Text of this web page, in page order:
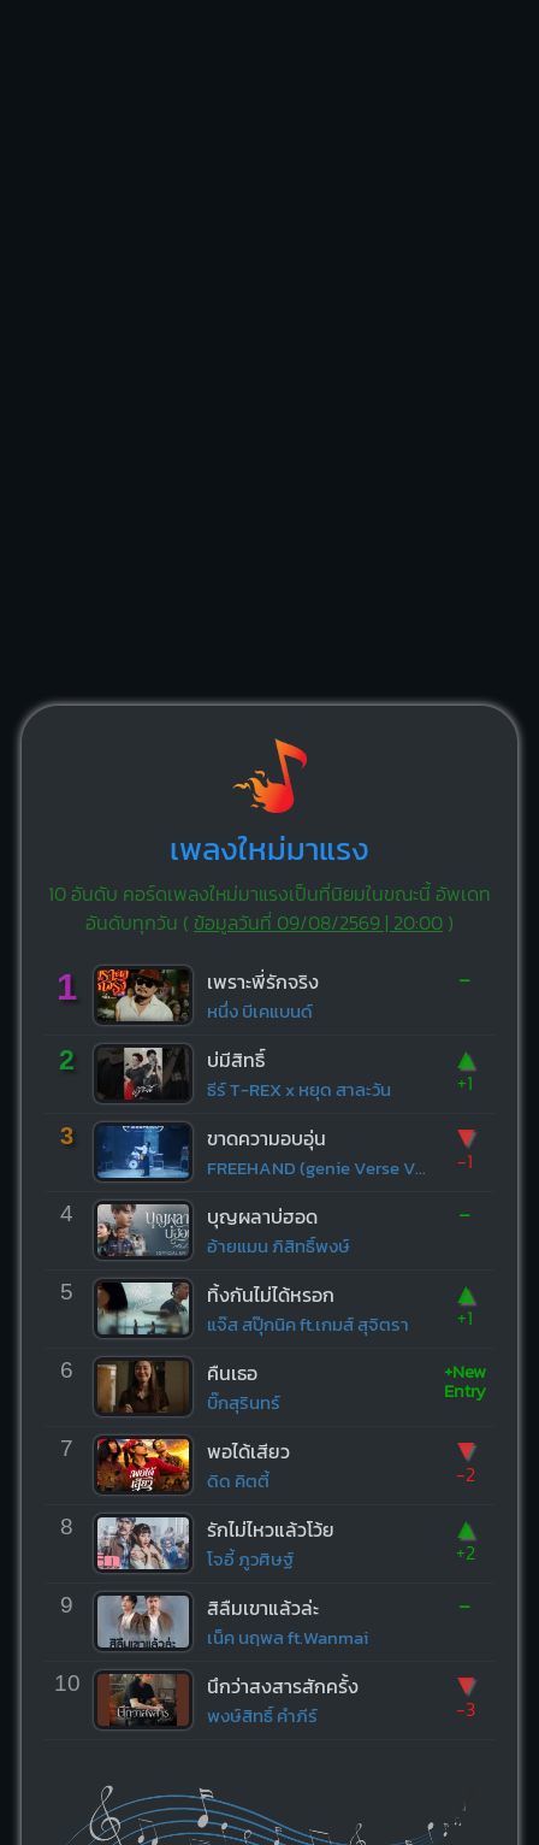
เพลงใหม่มาแรง
10 อันดับ คอร์ดเพลงใหม่มาแรงเป็นที่นิยมในขณะนี้ อัพเดท
อันดับทุกวัน ( ข้อมูลวันที่ 09/08/2569 | 20:00)
1 เพราะพี่รักจริง
หนึ่ง บีเคแบนด์
-
2 บ่มีสิทธิ์
ธีร์ T-REX x หยุด สาละวัน
▲
+1
3 ขาดความอบอุ่น
FREEHAND (genie Verse Vol.1)
▼
-1
4 บุญผลาบ่ฮอด
อ้ายแมน ภิสิทธิ์พงษ์
-
5 ทิ้งกันไม่ได้หรอก
แจ๊ส สปุ๊กนิค ft.เกมส์ สุจิตรา
▲
+1
6 คืนเธอ
บิ๊กสุรินทร์
+New
Entry
7 พอได้เสียว
ดิด คิตตี้
▼
-2
8 รักไม่ไหวแล้วโว้ย
โจอี้ ภูวศิษฐ์
▲
+2
9 สิลืมเขาแล้วล่ะ
เน็ค นฤพล ft.Wanmai
-
10 นึกว่าสงสารสักครั้ง
พงษ์สิทธิ์ คำภีร์
▼
-3